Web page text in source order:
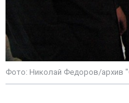
Фото: Николай Федоров/архив